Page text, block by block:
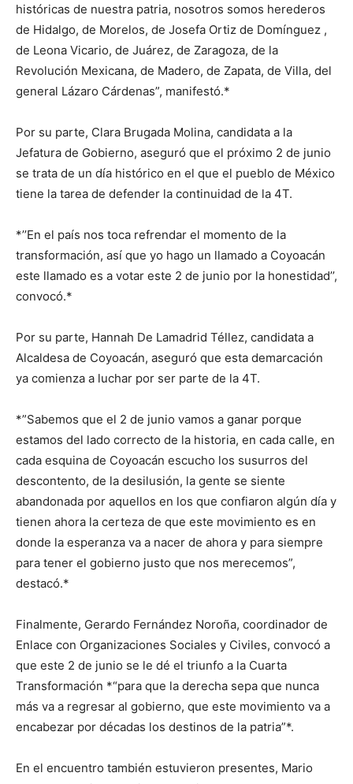
históricas de nuestra patria, nosotros somos herederos
de Hidalgo, de Morelos, de Josefa Ortiz de Domínguez ,
de Leona Vicario, de Juárez, de Zaragoza, de la
Revolución Mexicana, de Madero, de Zapata, de Villa, del
general Lázaro Cárdenas”, manifestó.*
Por su parte, Clara Brugada Molina, candidata a la
Jefatura de Gobierno, aseguró que el próximo 2 de junio
se trata de un día histórico en el que el pueblo de México
tiene la tarea de defender la continuidad de la 4T.
*’’En el país nos toca refrendar el momento de la
transformación, así que yo hago un llamado a Coyoacán
este llamado es a votar este 2 de junio por la honestidad’’,
convocó.*
Por su parte, Hannah De Lamadrid Téllez, candidata a
Alcaldesa de Coyoacán, aseguró que esta demarcación
ya comienza a luchar por ser parte de la 4T.
*”Sabemos que el 2 de junio vamos a ganar porque
estamos del lado correcto de la historia, en cada calle, en
cada esquina de Coyoacán escucho los susurros del
descontento, de la desilusión, la gente se siente
abandonada por aquellos en los que confiaron algún día y
tienen ahora la certeza de que este movimiento es en
donde la esperanza va a nacer de ahora y para siempre
para tener el gobierno justo que nos merecemos”,
destacó.*
Finalmente, Gerardo Fernández Noroña, coordinador de
Enlace con Organizaciones Sociales y Civiles, convocó a
que este 2 de junio se le dé el triunfo a la Cuarta
Transformación *“para que la derecha sepa que nunca
más va a regresar al gobierno, que este movimiento va a
encabezar por décadas los destinos de la patria”*.
En el encuentro también estuvieron presentes, Mario